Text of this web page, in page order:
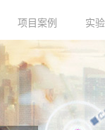
项目案例 实